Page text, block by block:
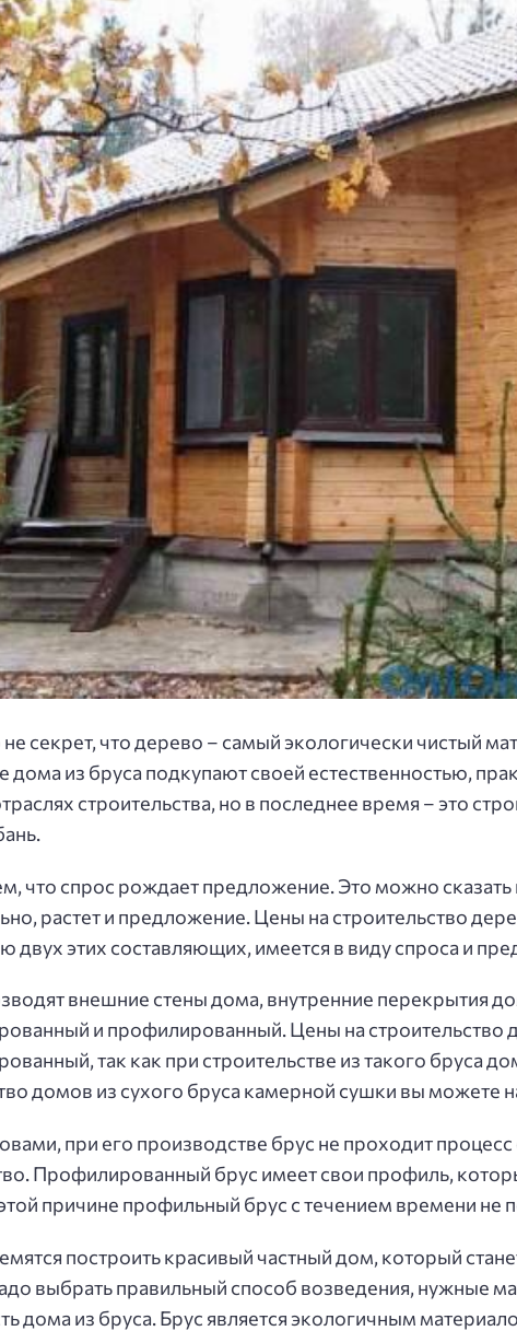
секрет, что дерево – самый экологически чистый
из бруса подкупают своей естественностью,
строительства, но в последнее время – это
что спрос рождает предложение. Это можно
растет и предложение. Цены на строительство
двух этих составляющих, имеется в виду спроса и
внешние стены дома, внутренние перекрытия
и профилированный. Цены на строительство
так как при строительстве из такого бруса
домов из сухого бруса камерной сушки вы можете
при его производстве брус не проходит процесс
Профилированный брус имеет свои профиль,
причине профильный брус с течением времени не
построить красивый частный дом, который
выбрать правильный способ возведения, нужные
дома из бруса. Брус является экологичным